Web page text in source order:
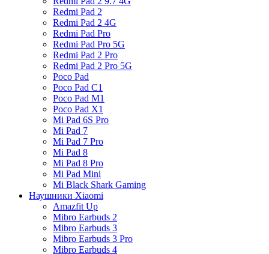
Redmi Pad 2
Redmi Pad 2 4G
Redmi Pad Pro
Redmi Pad Pro 5G
Redmi Pad 2 Pro
Redmi Pad 2 Pro 5G
Poco Pad
Poco Pad C1
Poco Pad M1
Poco Pad X1
Mi Pad 6S Pro
Mi Pad 7
Mi Pad 7 Pro
Mi Pad 8
Mi Pad 8 Pro
Mi Pad Mini
Mi Black Shark Gaming
Наушники Xiaomi
Amazfit Up
Mibro Earbuds 2
Mibro Earbuds 3
Mibro Earbuds 3 Pro
Mibro Earbuds 4